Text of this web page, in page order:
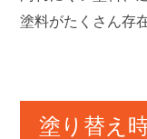
塗料がたくさん存
塗り替え